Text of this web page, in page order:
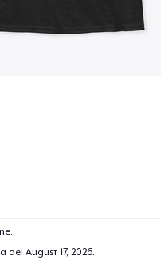
del August 17, 2026.